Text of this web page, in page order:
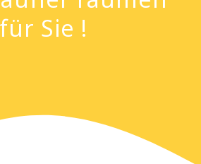
für Sie !